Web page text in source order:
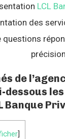
LCL
des
questions
de
Banque
]